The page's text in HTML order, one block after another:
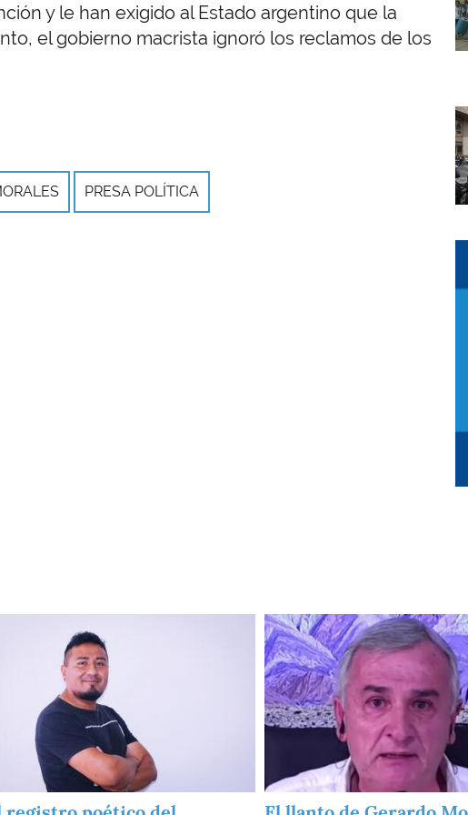
y le han exigido al Estado argentino que la
el gobierno macrista ignoró los reclamos de los
PRESA POLÍTICA
Imagen